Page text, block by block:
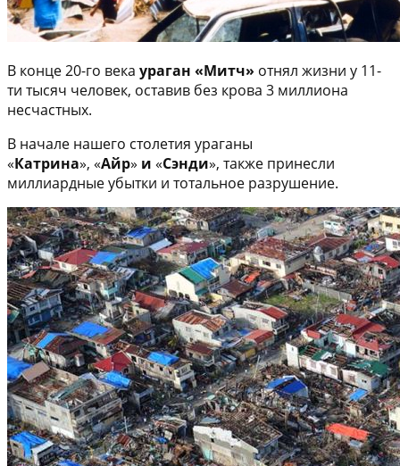
В конце 20-го века ураган «Митч» отнял жизни у 11-
ти тысяч человек, оставив без крова 3 миллиона
несчастных.
В начале нашего столетия ураганы
«Катрина», «Айр» и «Сэнди», также принесли
миллиардные убытки и тотальное разрушение.